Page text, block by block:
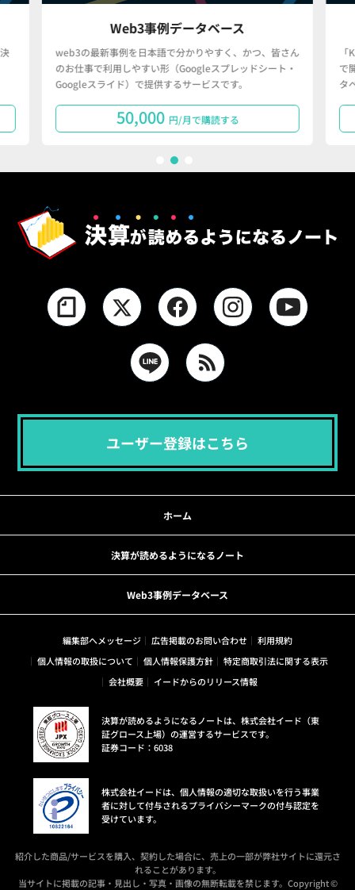
Web3事例データベース
web3の最新事例を日本語で分かりやすく、かつ、皆さん
のお仕事で利用しやすい形（Googleスプレッドシート・
Googleスライド）で提供するサービスです。
50,000 円/月で購読する
で
タ
ユーザー登録はこちら
ホーム
決算が読めるようになるノート
Web3事例データベース
編集部へメッセージ 広告掲載のお問い合わせ
利用規約
個人情報の取扱について
個人情報保護方針
特定商取引法に関する表示
会社概要
イードからのリリース情報
決算が読めるようになるノートは、株式会社イード（東
証グロース上場）の運営するサービスです。
証券コード：6038
株式会社イードは、個人情報の適切な取扱いを行う事業
者に対して付与されるプライバシーマークの付与認定を
受けています。
紹介した商品/サービスを購入、契約した場合に、売上の一部が弊社サイトに還元さ
れることがあります。
当サイトに掲載の記事・見出し・写真・画像の無断転載を禁じます。Copyright ©